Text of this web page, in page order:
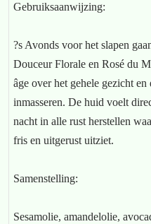
Gebruiksaanwijzing:
?s Avonds voor het slapen
Douceur Florale en Rosé du
âge over het gehele gezicht
inmasseren. De huid voelt
nacht in alle rust herstellen
fris en uitgerust uitziet.
Samenstelling:
Sesamolie, amandelolie,